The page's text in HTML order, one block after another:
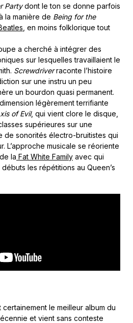
Partydont le ton se donne parfois
la manière de Being for the
, en moins folklorique tout
a cherché à intégrer des
sur lesquelles travaillaient le
Screwdriverraconte l’histoire
sur une instru un peu
un bourdon quasi permanent.
légèrement terrifiante
of Evil, qui vient clore le disque,
supérieures sur une
de sonorités électro-bruitistes qui
L’approche musicale se réoriente
la Fat White Family avec qui
les répétitions au Queen’s
certainement le meilleur album du
et vient sans conteste